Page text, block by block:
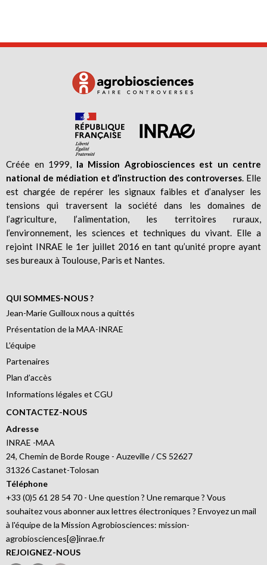
Créée en 1999, la Mission Agrobiosciences est un centre
national de médiation et d’instruction des controverses. Elle
est chargée de repérer les signaux faibles et d’analyser les
tensions qui traversent la société dans les domaines de
l’agriculture, l’alimentation, les territoires ruraux,
l’environnement, les sciences et techniques du vivant. Elle a
rejoint INRAE le 1er juillet 2016 en tant qu’unité propre ayant
ses bureaux à Toulouse, Paris et Nantes.
QUI SOMMES-NOUS ?
Jean-Marie Guilloux nous a quittés
Présentation de la MAA-INRAE
L’équipe
Partenaires
Plan d’accès
Informations légales et CGU
CONTACTEZ-NOUS
Adresse
INRAE -MAA
24, Chemin de Borde Rouge - Auzeville / CS 52627
31326 Castanet-Tolosan
Téléphone
+33 (0)5 61 28 54 70 - Une question ? Une remarque ? Vous
souhaitez vous abonner aux lettres électroniques ? Envoyez un mail
à l'équipe de la Mission Agrobiosciences: mission-
agrobiosciences[@]inrae.fr
REJOIGNEZ-NOUS